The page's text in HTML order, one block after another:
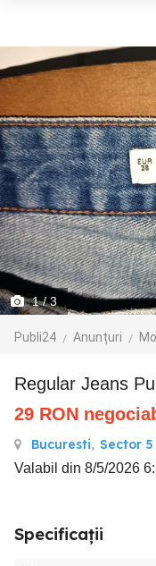
1/ 3
Publi24 Anunțuri
Regular Jeans
29 RON
Bucuresti, Sector 5
Valabil din 8/5/2026
Specificații